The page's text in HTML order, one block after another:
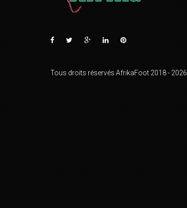
Tous droits réservés AfrikaFoot 2018 - 2026